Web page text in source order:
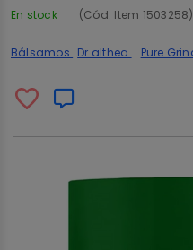
En stock (Cód. Item 1503258)
Bálsamos Dr.althea Pure